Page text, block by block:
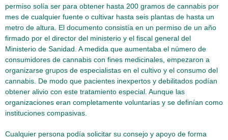
permiso solía ser para obtener hasta 200 gramos de cannabis por
mes de cualquier fuente o cultivar hasta seis plantas de hasta un
metro de altura. El documento consistía en un permiso de un año
firmado por el director del ministerio y el fiscal general del
Ministerio de Sanidad. A medida que aumentaba el número de
consumidores de cannabis con fines medicinales, empezaron a
organizarse grupos de especialistas en el cultivo y el consumo del
cannabis. De modo que pacientes inexpertos y debilitados podían
obtener alivio con este tratamiento especial. Aunque las
organizaciones eran completamente voluntarias y se definían como
instituciones compasivas.
Cualquier persona podía solicitar su consejo y apoyo de forma